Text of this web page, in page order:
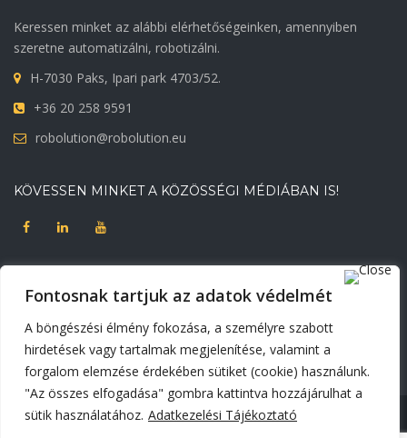
Fontosnak tartjuk az adatok védelmét
A böngészési élmény fokozása, a személyre szabott
hirdetések vagy tartalmak megjelenítése, valamint a
forgalom elemzése érdekében sütiket (cookie) használunk.
"Az összes elfogadása" gombra kattintva hozzájárulhat a
sütik használatához. Adatkezelési Tájékoztató
Keressen minket az alábbi elérhetőségeinken, amennyiben
szeretne automatizálni, robotizálni.
H-7030 Paks, Ipari park 4703/52.
+36 20 258 9591
robolution@robolution.eu
KÖVESSEN MINKET A KÖZÖSSÉGI MÉDIÁBAN IS!
DOKUMENTUMOK
Adatvédelmi tájékoztató
Korábbi weblapunk
Süti beállítások módosítása
© Copyright 2025 - Minden jog fenntartva. | Robolution | Weboldalt